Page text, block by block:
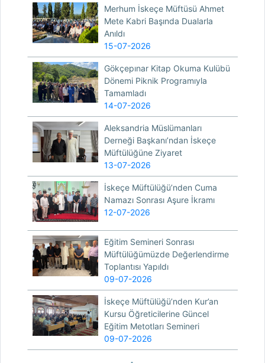
Merhum İskeçe Müftüsü Ahmet
Mete Kabri Başında Dualarla
Anıldı
15-07-2026
Gökçepınar Kitap Okuma Kulübü
Dönemi Piknik Programıyla
Tamamladı
14-07-2026
Aleksandria Müslümanları
Derneği Başkanı’ndan İskeçe
Müftülüğüne Ziyaret
13-07-2026
İskeçe Müftülüğü’nden Cuma
Namazı Sonrası Aşure İkramı
12-07-2026
Eğitim Semineri Sonrası
Müftülüğümüzde Değerlendirme
Toplantısı Yapıldı
09-07-2026
İskeçe Müftülüğü’nden Kur’an
Kursu Öğreticilerine Güncel
Eğitim Metotları Semineri
09-07-2026